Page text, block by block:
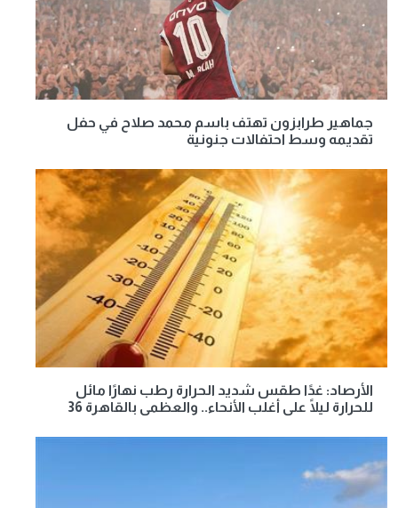
جماهير طرابزون تهتف باسم محمد صلاح في حفل
تقديمه وسط احتفالات جنونية
الأرصاد: غدًا طقس شديد الحرارة رطب نهارًا مائل
للحرارة ليلًا على أغلب الأنحاء.. والعظمى بالقاهرة 36